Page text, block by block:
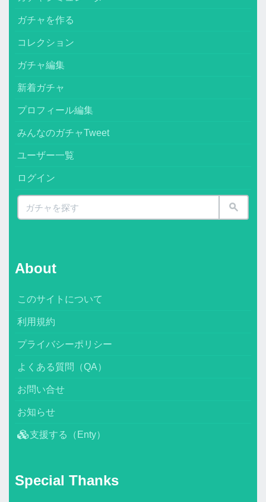
ガチャを作る
コレクション
ガチャ編集
新着ガチャ
プロフィール編集
みんなのガチャTweet
ユーザー一覧
ログイン
About
このサイトについて
利用規約
プライバシーポリシー
よくある質問（QA）
お問い合せ
お知らせ
支援する（Enty）
Special Thanks